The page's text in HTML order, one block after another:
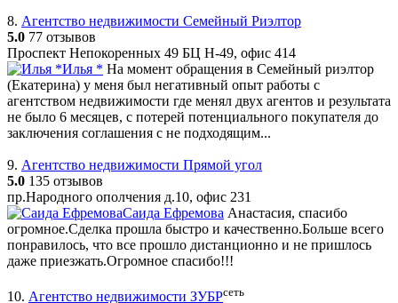
8. Агентство недвижимости Семейный Риэлтор
5.0 77 отзывов
Проспект Непокоренных 49 БЦ Н-49, офис 414
Илья * На момент обращения в Семейный риэлтор
(Екатерина) у меня был негативный опыт работы с
агентством недвижимости где менял двух агентов и результата
не было 6 месяцев, с потерей потенциального покупателя до
заключения соглашения с не подходящим...
9. Агентство недвижимости Прямой угол
5.0 135 отзывов
пр.Народного ополчения д.10, офис 231
Саида Ефремова Анастасия, спасибо
огромное.Сделка прошла быстро и качественно.Больше всего
понравилось, что все прошло дистанционно и не пришлось
даже приезжать.Огромное спасибо!!!
10. Агентство недвижимости ЗУБРсеть